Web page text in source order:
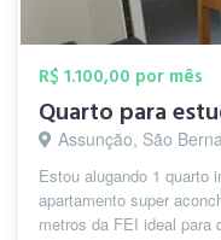
R$ 1.100,00 por mês
Quarto para
Assunção, São
Estou alugando 1 quarto
apartamento super
metros da FEI ideal para